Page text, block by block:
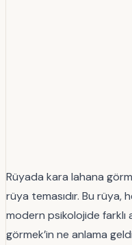
Rüyada kara lahana
rüya temasıdır. Bu rüya,
modern psikolojide farklı
görmek’in ne anlama